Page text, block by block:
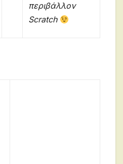
περιβάλλον
Scratch